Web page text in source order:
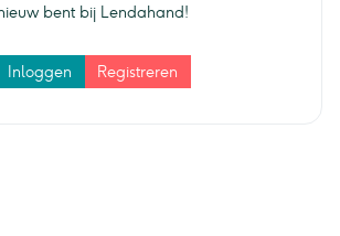
bent bij Lendahand!
Inloggen Registreren